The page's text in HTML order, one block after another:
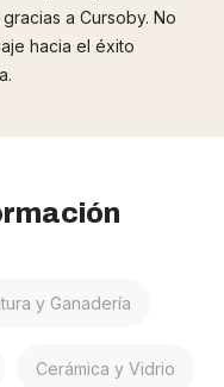
a Cursoby. No
hacia el éxito
y Ganadería
Cerámica y Vidrio